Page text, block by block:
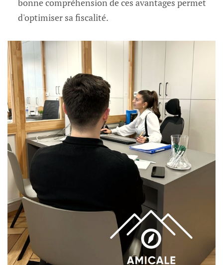
bonne compréhension de ces avantages permet
d'optimiser sa fiscalité.